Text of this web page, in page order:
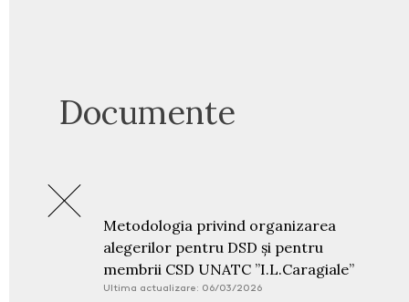
Documente
Metodologia privind organizarea
alegerilor pentru DSD și pentru
membrii CSD UNATC ”I.L.Caragiale”
Ultima actualizare: 06/03/2026